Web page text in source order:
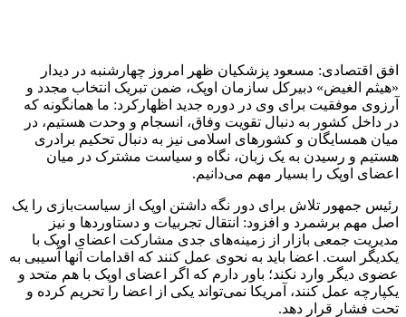
افق اقتصادی: مسعود پزشکیان ظهر امروز چهارشنبه در دیدار
«هیثم الغیض» دبیرکل سازمان اوپک، ضمن تبریک انتخاب مجدد و
آرزوی موفقیت برای وی در دوره جدید اظهارکرد: ما همانگونه که
در داخل کشور به دنبال تقویت وفاق، انسجام و وحدت هستیم، در
میان همسایگان و کشورهای اسلامی نیز به دنبال تحکیم برادری
هستیم و رسیدن به یک زبان، نگاه و سیاست مشترک در میان
اعضای اوپک را بسیار مهم می‌دانیم.
رئیس جمهور تلاش برای دور نگه داشتن اوپک از سیاست‌بازی را یک
اصل مهم برشمرد و افزود: انتقال تجربیات و دستاوردها و نیز
مدیریت جمعی بازار از زمینه‌های جدی مشارکت اعضای اوپک با
یکدیگر است. اعضا باید به نحوی عمل کنند که اقدامات آنها آسیبی به
عضوی دیگر وارد نکند؛ باور دارم که اگر اعضای اوپک با هم متحد و
یکپارچه عمل کنند، آمریکا نمی‌تواند یکی از اعضا را تحریم کرده و
تحت فشار قرار دهد.